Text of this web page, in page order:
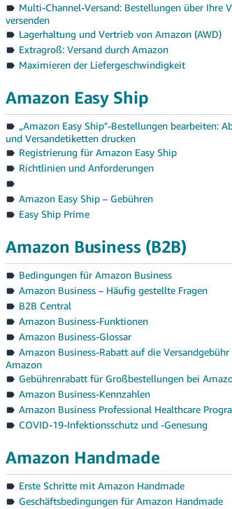
Multi-Channel-Versand: Bestellungen über Ihre
versenden
Lagerhaltung und Vertrieb von Amazon (AWD)
Extragroß: Versand durch Amazon
Maximieren der Liefergeschwindigkeit
Amazon Easy Ship
„Amazon Easy Ship"-Bestellungen bearbeiten:
und Versandetiketten drucken
Registrierung für Amazon Easy Ship
Richtlinien und Anforderungen
Amazon Easy Ship – Gebühren
Easy Ship Prime
Amazon Business (B2B)
Bedingungen für Amazon Business
Amazon Business – Häufig gestellte Fragen
B2B Central
Amazon Business-Funktionen
Amazon Business-Glossar
Amazon Business-Rabatt auf die
Amazon
Gebührenrabatt für Großbestellungen bei
Amazon Business-Kennzahlen
Amazon Business Professional Healthcare
COVID-19-Infektionsschutz und -Genesung
Amazon Handmade
Erste Schritte mit Amazon Handmade
Geschäftsbedingungen für Amazon Handmade